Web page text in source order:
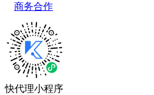
商务合作
快代理小程序